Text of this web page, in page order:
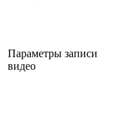
Параметры записи
видео